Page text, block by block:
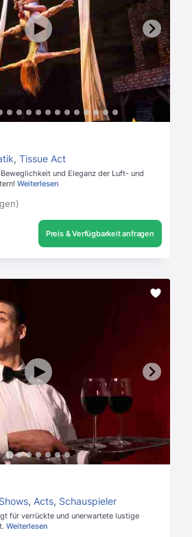
, Tissue Act
und Eleganz der Luft- und
Weiterlesen
Preis & Verfügbarkeit anfragen
Shows, Acts, Schauspieler
für verrückte und unerwartete lustige
Weiterlesen